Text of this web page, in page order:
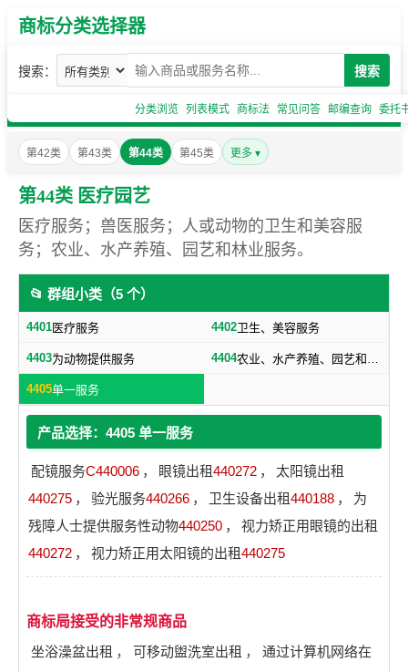
商标分类选择器
搜索： 搜索
分类浏览 列表模式 商标法 常见问答 邮编查询 委托
第42类 第43类 第44类 第45类 更多 ▾
第44类 医疗园艺
医疗服务；兽医服务；人或动物的卫生和美容服
务；农业、水产养殖、园艺和林业服务。
📂 群组小类（5 个）
4401医疗服务 4402卫生、美容服务
4403为动物提供服务 4404 农业、水产养殖、园艺和林业服务
4405单一服务
产品选择：4405 单一服务
配镜服务C440006 ， 眼镜出租440272 ，
太阳镜出租
440275 ， 验光服务440266 ， 卫生设备出租440188 ，
为
残障人士提供服务性动物440250 ，
视力矫正用眼镜的出租
440272 ， 视力矫正用太阳镜的出租440275
商标局接受的非常规商品
坐浴澡盆出租 ， 可移动盥洗室出租 ，
通过计算机网络在